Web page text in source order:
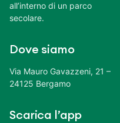
all’interno di un parco
secolare.
Dove siamo
Via Mauro Gavazzeni, 21 –
24125 Bergamo
Scarica l’app